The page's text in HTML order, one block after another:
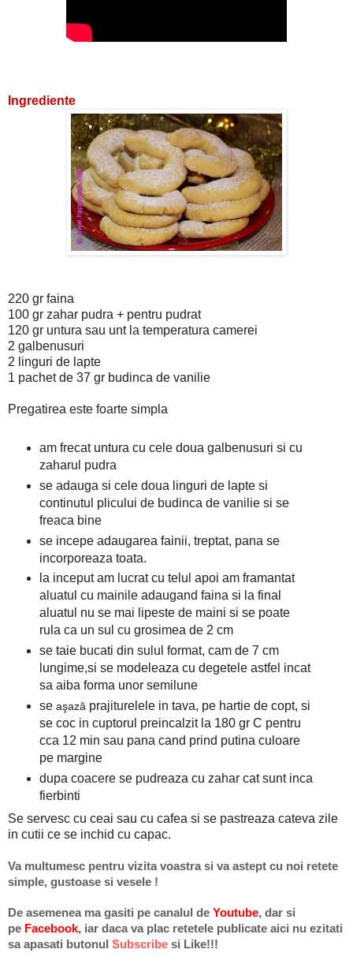
Ingrediente
220 gr faina
100 gr zahar pudra + pentru pudrat
120 gr untura sau unt la temperatura camerei
2 galbenusuri
2 linguri de lapte
1 pachet de 37 gr budinca de vanilie
Pregatirea este foarte simpla
am frecat untura cu cele doua galbenusuri si cu
zaharul pudra
se adauga si cele doua linguri de lapte si
continutul plicului de budinca de vanilie si se
freaca bine
se incepe adaugarea fainii, treptat, pana se
incorporeaza toata.
la inceput am lucrat cu telul apoi am framantat
aluatul cu mainile adaugand faina si la final
aluatul nu se mai lipeste de maini si se poate
rula ca un sul cu grosimea de 2 cm
se taie bucati din sulul format, cam de 7 cm
lungime,si se modeleaza cu degetele astfel incat
sa aiba forma unor semilune
se aşază prajiturelele in tava, pe hartie de copt, si
se coc in cuptorul preincalzit la 180 gr C pentru
cca 12 min sau pana cand prind putina culoare
pe margine
dupa coacere se pudreaza cu zahar cat sunt inca
fierbinti
Se servesc cu ceai sau cu cafea si se pastreaza cateva zile
in cutii ce se inchid cu capac.
Va multumesc pentru vizita voastra si va astept cu noi retete
simple, gustoase si vesele !
De asemenea ma gasiti pe canalul de Youtube, dar si
pe Facebook, iar daca va plac retetele publicate aici nu ezitati
sa apasati butonul Subscribe si Like!!!